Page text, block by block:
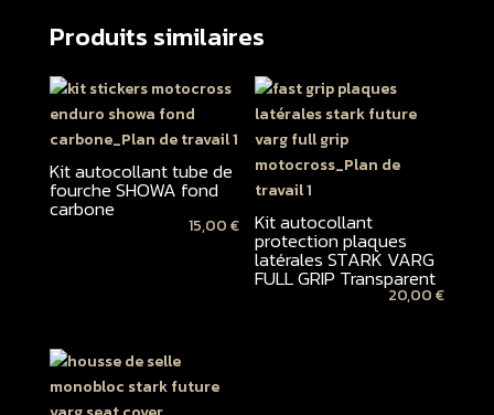
Produits similaires
Kit autocollant tube de
fourche SHOWA fond
carbone
15,00€ Kit autocollant
protection plaques
latérales STARK VARG
FULL GRIP Transparent
20,00€